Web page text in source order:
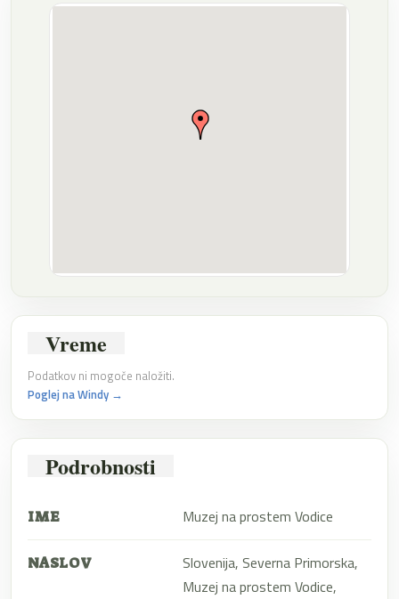
Vreme
Podatkov ni mogoče naložiti.
Poglej na Windy →
Podrobnosti
IME Muzej na prostem Vodice
NASLOV
Slovenija, Severna Primorska,
Muzej na prostem Vodice,